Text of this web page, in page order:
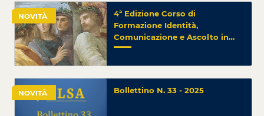
NOVITÀ
4ª Edizione Corso di
Formazione Identità,
Comunicazione e Ascolto in
Vaticano
NOVITÀ Bollettino N. 33 - 2025